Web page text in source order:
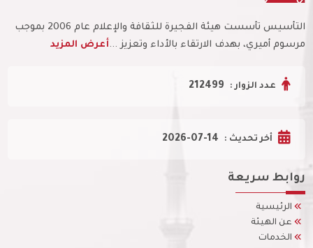
نظمتها هيئة الفجيرة للثقافة والإعلام
البدنية ...
التأسيس تأسست هيئة الفجيرة للثقافة والإعلام عام 2006 بموجب
مرسوم أميري، بهدف الارتقاء بالأداء وتعزيز ...أعرض المزيد
عدد الزوار : 212499
أخر تحديث : 2026-07-14
روابط سريعة
الرئيسية
عن الهيئة
الخدمات